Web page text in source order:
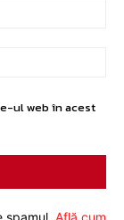
ul web în acest